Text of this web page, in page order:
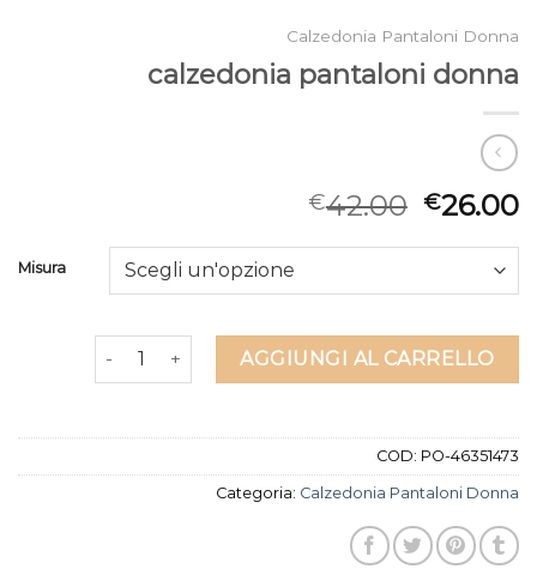
Calzedonia Pantaloni Donna
calzedonia pantaloni donna
€42.00 €26.00
Misura
calzedonia pantaloni donna quantità
AGGIUNGI AL CARRELLO
COD: PO-46351473
Categoria: Calzedonia Pantaloni Donna